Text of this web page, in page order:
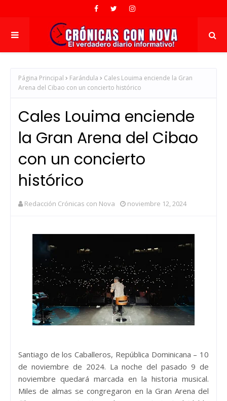
Página Principal Farándula
Cales Louima enciende la Gran
Arena del Cibao con un concierto histórico
Cales Louima enciende
la Gran Arena del Cibao
con un concierto
histórico
Redacción Crónicas con Nova noviembre 12, 2024
Santiago de los Caballeros, República Dominicana – 10
de noviembre de 2024. La noche del pasado 9 de
noviembre quedará marcada en la historia musical.
Miles de almas se congregaron en la Gran Arena del